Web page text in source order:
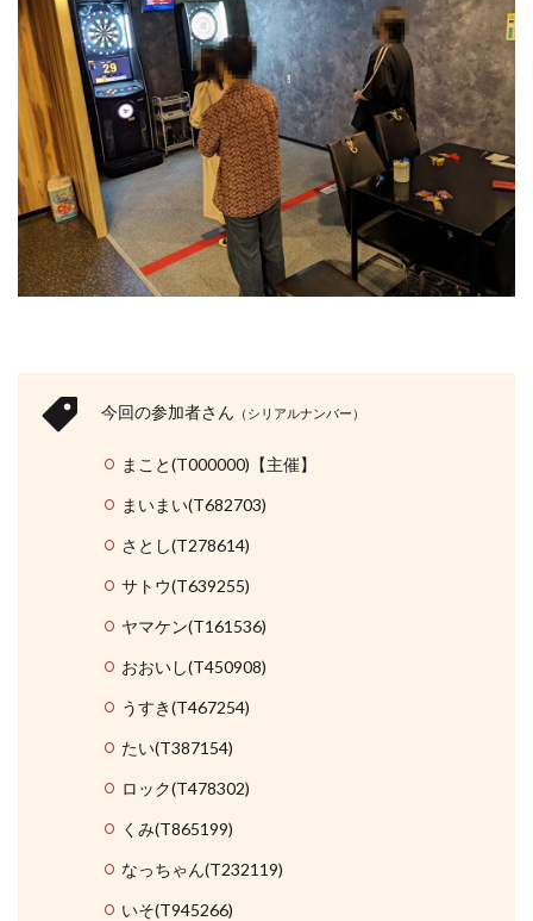
今回の参加者さん （シリアルナンバー）
まこと(T000000)【主催】
まいまい(T682703)
さとし(T278614)
サトウ(T639255)
ヤマケン(T161536)
おおいし(T450908)
うすき(T467254)
たい(T387154)
ロック(T478302)
くみ(T865199)
なっちゃん(T232119)
いそ(T945266)